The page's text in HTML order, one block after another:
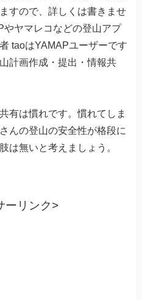
すので、詳しくは書きませ
やヤマレコなどの登山アプ
taoはYAMAPユーザーです
計画作成・提出・情報共
有は慣れです。慣れてしま
んの登山の安全性が格段に
は無いと考えましょう。
ーリンク>